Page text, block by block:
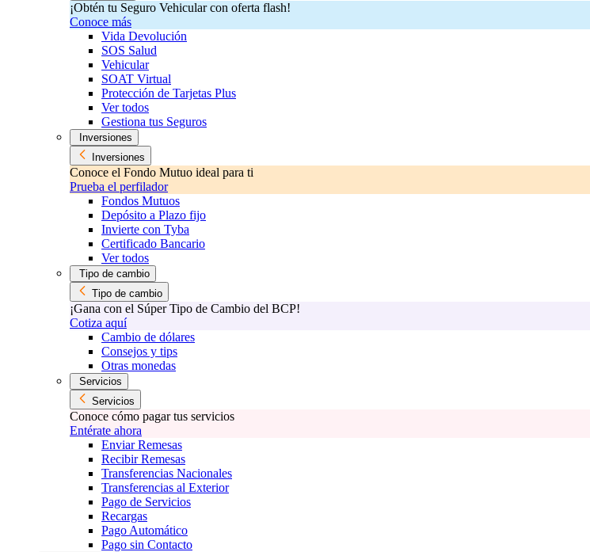
¡Obtén tu Seguro Vehicular con oferta flash!
Conoce más
Vida Devolución
SOS Salud
Vehicular
SOAT Virtual
Protección de Tarjetas Plus
Ver todos
Gestiona tus Seguros
Inversiones
Inversiones
Conoce el Fondo Mutuo ideal para ti
Prueba el perfilador
Fondos Mutuos
Depósito a Plazo fijo
Invierte con Tyba
Certificado Bancario
Ver todos
Tipo de cambio
Tipo de cambio
¡Gana con el Súper Tipo de Cambio del BCP!
Cotiza aquí
Cambio de dólares
Consejos y tips
Otras monedas
Servicios
Servicios
Conoce cómo pagar tus servicios
Entérate ahora
Enviar Remesas
Recibir Remesas
Transferencias Nacionales
Transferencias al Exterior
Pago de Servicios
Recargas
Pago Automático
Pago sin Contacto